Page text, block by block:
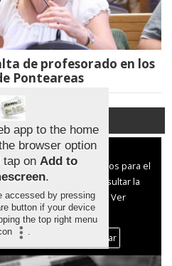
de profesorado en los
Ponteareas
Uso de cookies:
nuestras y de terceros para el
del digital. Puedes consultar la
y como desconectarlas.
Ver
de Privacidad y Cookies
Cookies
Personalizar
app to the home
browser option
tap on Add to
.
accessed by pressing
button if your device
the top right menu
.